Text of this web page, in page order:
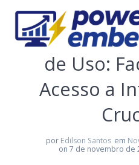
Dashboard
de Uso:
Acesso a
por Edilson Santos em
on 7 de novembro de